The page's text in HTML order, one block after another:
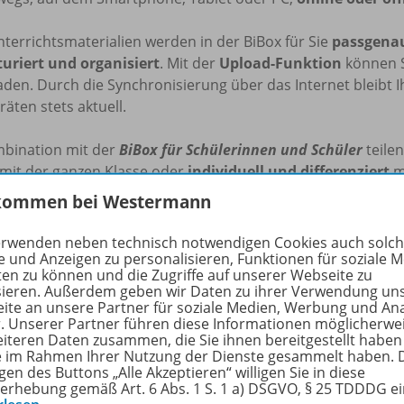
werden in der BiBox für Sie
und organisiert. Mit der Upload-Funktion können
Durch die Synchronisierung über das Internet bleibt
stets aktuell.
mit der BiBox für Schülerinnen und Schüler
der ganzen Klasse oderindividuell und differenziert
ist das Anlegen und Verwalten Ihrer Klasse
zum BAUSTEINE Sachunterricht für Lehrerinnen
digitale Arbeitsbuch
Kopiervorlagen
mit vielen Illustrationen
bei Westermann
neben technisch notwendigen Cookies auch
und Anzeigen zu personalisieren, Funktionen für soziale
zu können und die Zugriffe auf unserer Webseite zu
Außerdem geben wir Daten zu ihrer Verwendung
an unsere Partner für soziale Medien, Werbung und
Unserer Partner führen diese Informationen
Daten zusammen, die Sie ihnen bereitgestellt
im Rahmen Ihrer Nutzung der Dienste gesammelt haben.
des Buttons „Alle Akzeptieren“ willigen Sie in diese
gemäß Art. 6 Abs. 1 S. 1 a) DSGVO, § 25 TDDDG